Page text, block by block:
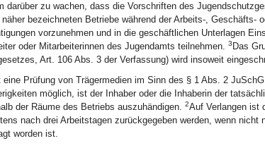
darüber zu wachen, dass die Vorschriften des
bezeichneten Betriebe während der Arbeits-, Geschäfts-
vorzunehmen und in die geschäftlichen Unterlagen
oder Mitarbeiterinnen des Jugendamts teilnehmen. 3 Das
Art. 106 Abs. 3 der Verfassung) wird insoweit
eine Prüfung von Trägermedien im Sinn des § 1 Abs. 2
möglich, ist der Inhaber oder die Inhaberin der
der Räume des Betriebs auszuhändigen. 2Auf Verlangen ist
nach drei Arbeitstagen zurückgegeben werden, wenn
worden ist.